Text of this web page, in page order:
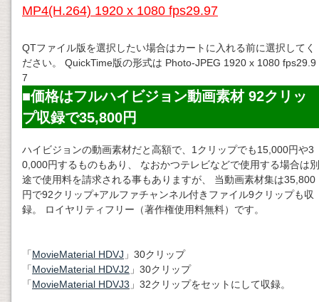
MP4(H.264) 1920 x 1080 fps29.97
QTファイル版を選択したい場合はカートに入れる前に選択してく
ださい。 QuickTime版の形式は Photo-JPEG 1920 x 1080 fps29.9
7
■価格はフルハイビジョン動画素材 92クリッ
プ収録で35,800円
ハイビジョンの動画素材だと高額で、1クリップでも15,000円や3
0,000円するものもあり、 なおかつテレビなどで使用する場合は別
途で使用料を請求される事もありますが、 当動画素材集は35,800
円で92クリップ+アルファチャンネル付きファイル9クリップも収
録。 ロイヤリティフリー（著作権使用料無料）です。
「MovieMaterial HDVJ 」30クリップ
「MovieMaterial HDVJ2 」30クリップ
「MovieMaterial HDVJ3 」32クリップをセットにして収録。